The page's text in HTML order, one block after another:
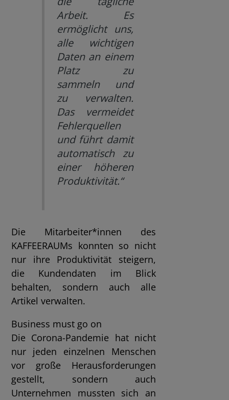
Arbeit. Es
ermöglicht uns,
alle wichtigen
Daten an einem
Platz zu
sammeln und
zu verwalten.
Das vermeidet
Fehlerquellen
und führt damit
automatisch zu
einer höheren
Produktivität.“
Die Mitarbeiter*innen des
KAFFEERAUMs konnten so nicht
nur ihre Produktivität steigern,
die Kundendaten im Blick
behalten, sondern auch alle
Artikel verwalten.
Business must go on
Die Corona-Pandemie hat nicht
nur jeden einzelnen Menschen
vor große Herausforderungen
gestellt, sondern auch
Unternehmen mussten sich an